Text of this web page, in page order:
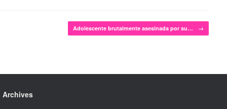
Adolescente brutalmente asesinada por su… →
Archives